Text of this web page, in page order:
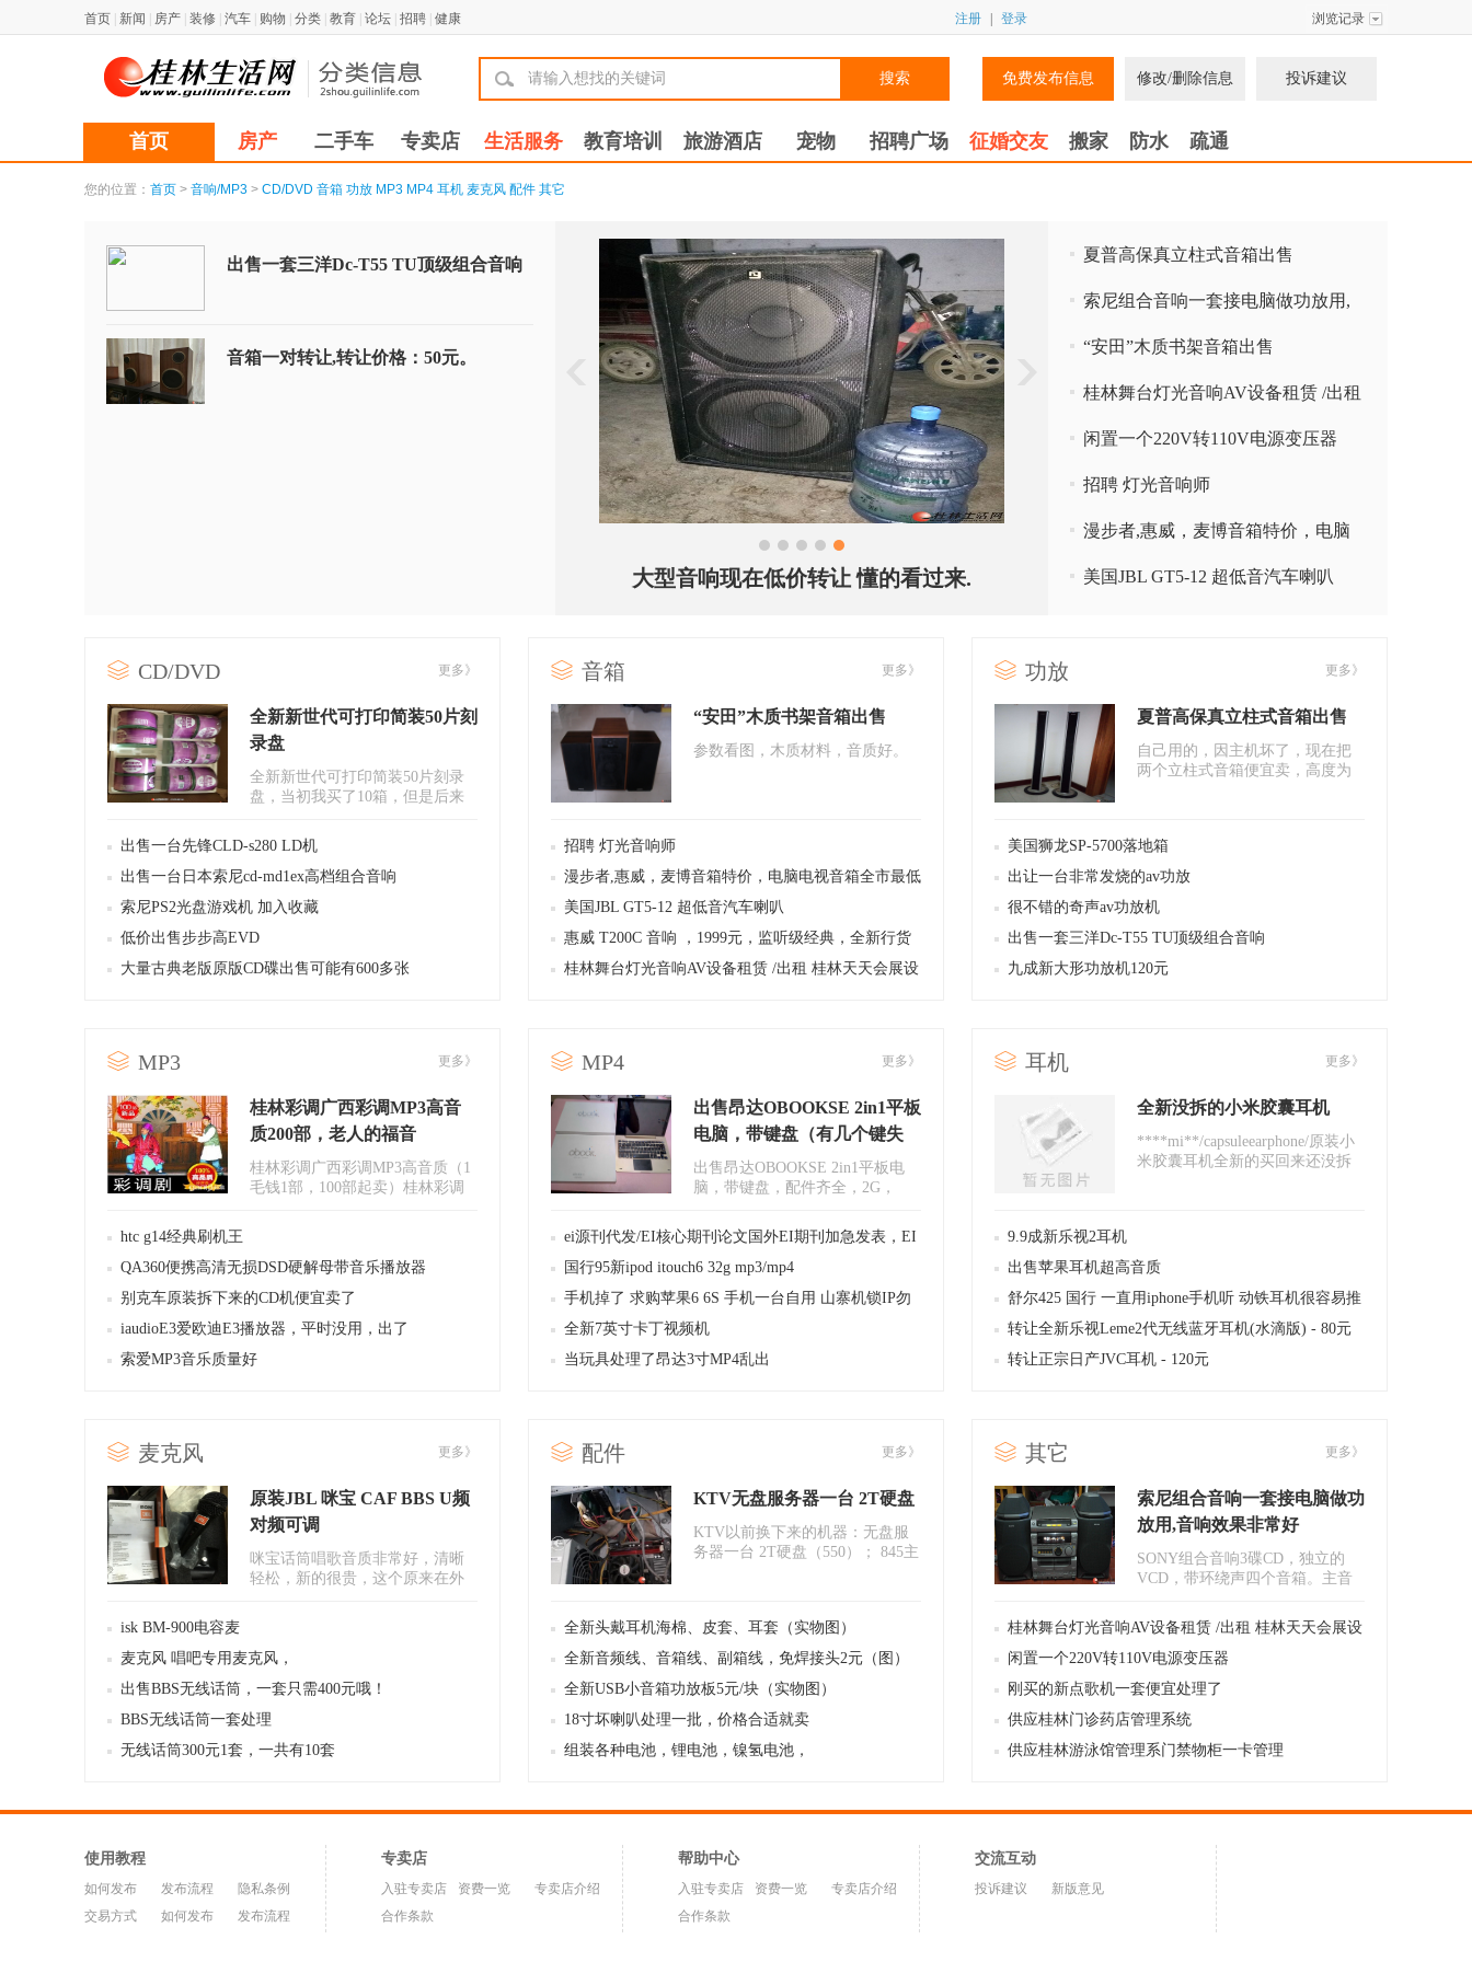
浏览记录
注册 登录
首页 新闻 房产 装修 汽车 购物 分类 教育 论坛 招聘 健康
搜索 免费发布信息 修改/删除信息 投诉建议
首页 房产 二手车 专卖店 生活服务 教育培训 旅游酒店 宠物 招聘广场 征婚交友 搬家 防水 疏通
您的位置： 首页 > 音响/MP3 > CD/DVD 音箱 功放 MP3 MP4 耳机 麦克风 配件 其它
出售一套三洋Dc-T55 TU顶级组合音响
音箱一对转让,转让价格：50元。
3 4 5
大型音响现在低价转让 懂的看过来.
夏普高保真立柱式音箱出售
索尼组合音响一套接电脑做功放用,
“安田”木质书架音箱出售
桂林舞台灯光音响AV设备租赁 /出租
闲置一个220V转110V电源变压器
招聘 灯光音响师
漫步者,惠威，麦博音箱特价，电脑
美国JBL GT5-12 超低音汽车喇叭
更多》
CD/DVD
全新新世代可打印简装50片刻
录盘
全新新世代可打印简装50片刻录
盘，当初我买了10箱，但是后来
司低..
出售一台先锋CLD-s280 LD机
出售一台日本索尼cd-md1ex高档组合音响
索尼PS2光盘游戏机 加入收藏
低价出售步步高EVD
大量古典老版原版CD碟出售可能有600多张
更多》
音箱
“安田”木质书架音箱出售
参数看图，木质材料，音质好。
招聘 灯光音响师
漫步者,惠威，麦博音箱特价，电脑电视音箱全市最低
价，客厅音响
美国JBL GT5-12 超低音汽车喇叭
惠威 T200C 音响 ，1999元，监听级经典，全新行货
桂林舞台灯光音响AV设备租赁 /出租 桂林天天会展设
更多》
功放
夏普高保真立柱式音箱出售
自己用的，因主机坏了，现在把
两个立柱式音箱便宜卖，高度为
美国狮龙SP-5700落地箱
出让一台非常发烧的av功放
很不错的奇声av功放机
出售一套三洋Dc-T55 TU顶级组合音响
九成新大形功放机120元
更多》
MP3
桂林彩调广西彩调MP3高音
质200部，老人的福音
桂林彩调广西彩调MP3高音质（1
毛钱1部，100部起卖）桂林彩调
htc g14经典刷机王
QA360便携高清无损DSD硬解母带音乐播放器
别克车原装拆下来的CD机便宜卖了
iaudioE3爱欧迪E3播放器，平时没用，出了
索爱MP3音乐质量好
更多》
MP4
出售昂达OBOOKSE 2in1平板
电脑，带键盘（有几个键失
灵），配件齐全
出售昂达OBOOKSE 2in1平板电
脑，带键盘，配件齐全，2G，
参数网..
ei源刊代发/EI核心期刊论文国外EI期刊加急发表，EI
期刊代发
国行95新ipod itouch6 32g mp3/mp4
手机掉了 求购苹果6 6S 手机一台自用 山寨机锁IP勿
扰 私聊价格
全新7英寸卡丁视频机
当玩具处理了昂达3寸MP4乱出
更多》
耳机
全新没拆的小米胶囊耳机
****mi**/capsuleearphone/原装小
米胶囊耳机全新的买回来还没拆
9.9成新乐视2耳机
出售苹果耳机超高音质
舒尔425 国行 一直用iphone手机听 动铁耳机很容易推
不用再买播放器
转让全新乐视Leme2代无线蓝牙耳机(水滴版) - 80元
转让正宗日产JVC耳机 - 120元
更多》
麦克风
原装JBL 咪宝 CAF BBS U频
对频可调
咪宝话筒唱歌音质非常好，清晰
轻松，新的很贵，这个原来在外
isk BM-900电容麦
麦克风 唱吧专用麦克风，
出售BBS无线话筒，一套只需400元哦！
BBS无线话筒一套处理
无线话筒300元1套，一共有10套
更多》
配件
KTV无盘服务器一台 2T硬盘
KTV以前换下来的机器：无盘服
务器一台 2T硬盘（550）； 845主
全新头戴耳机海棉、皮套、耳套（实物图）
全新音频线、音箱线、副箱线，免焊接头2元（图）
全新USB小音箱功放板5元/块（实物图）
18寸坏喇叭处理一批，价格合适就卖
组装各种电池，锂电池，镍氢电池，
更多》
其它
索尼组合音响一套接电脑做功
放用,音响效果非常好
SONY组合音响3碟CD，独立的
VCD，带环绕声四个音箱。主音
入插口..
桂林舞台灯光音响AV设备租赁 /出租 桂林天天会展设
备服务有限公
闲置一个220V转110V电源变压器
刚买的新点歌机一套便宜处理了
供应桂林门诊药店管理系统
供应桂林游泳馆管理系门禁物柜一卡管理
使用教程
如何发布 发布流程
隐私条例
交易方式
如何发布 发布流程
专卖店
入驻专卖店 资费一览
专卖店介绍
合作条款
帮助中心
入驻专卖店 资费一览
专卖店介绍
合作条款
交流互动
投诉建议 新版意见